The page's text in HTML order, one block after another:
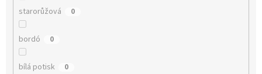
starorůžová 0
bordó 0
bílá potisk 0